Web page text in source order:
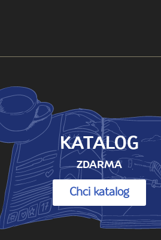
KATALOG
ZDARMA
Chci katalog